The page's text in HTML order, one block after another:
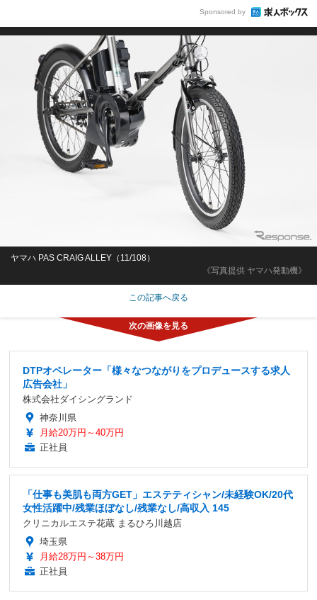
Sponsored by
《写真提供 ヤマハ発動機》
ヤマハ PAS CRAIG ALLEY（11/108）
この記事へ戻る
DTPオペレーター「様々なつながりをプロデュースする求人
広告会社」
株式会社ダイシングランド
神奈川県
月給20万円～40万円
正社員
「仕事も美肌も両方GET」エステティシャン/未経験OK/20代
女性活躍中/残業ほぼなし/残業なし/高収入 145
クリニカルエステ花蔵 まるひろ川越店
埼玉県
月給28万円～38万円
正社員